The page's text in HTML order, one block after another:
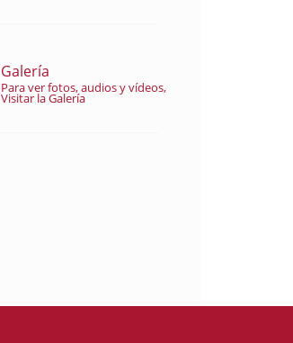
Galería
Para ver fotos, audios y vídeos,
Visitar la Galería